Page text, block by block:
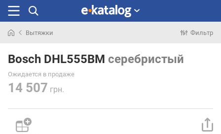
раньше
Вытяжки Фильтр
Bosch DHL555BM серебристый
Ожидается в продаже
14 507 грн.